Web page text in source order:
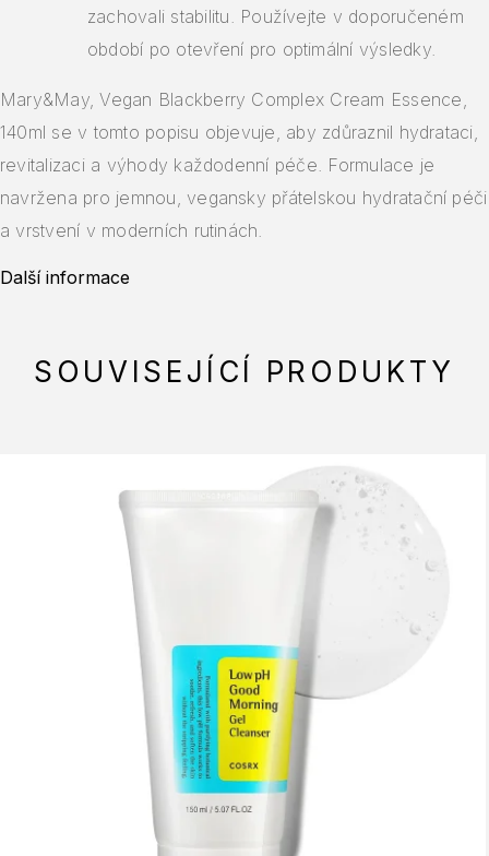
zachovali stabilitu. Používejte v doporučeném
období po otevření pro optimální výsledky.
Mary&May, Vegan Blackberry Complex Cream Essence,
140ml se v tomto popisu objevuje, aby zdůraznil hydrataci,
revitalizaci a výhody každodenní péče. Formulace je
navržena pro jemnou, vegansky přátelskou hydratační péči
a vrstvení v moderních rutinách.
Další informace
SOUVISEJÍCÍ PRODUKTY